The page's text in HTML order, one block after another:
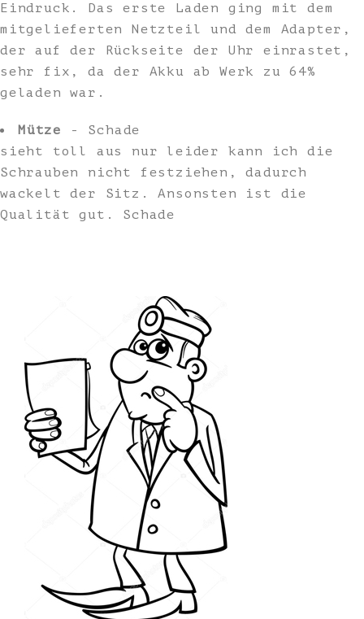
Eindruck. Das erste Laden ging mit dem
mitgelieferten Netzteil und dem Adapter,
der auf der Rückseite der Uhr einrastet,
sehr fix, da der Akku ab Werk zu 64%
geladen war.
Mütze
- Schade
sieht toll aus nur leider kann ich die
Schrauben nicht festziehen, dadurch
wackelt der Sitz. Ansonsten ist die
Qualität gut. Schade